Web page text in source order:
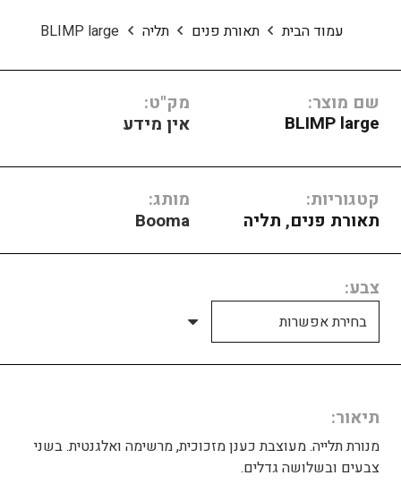
עמוד הבית תאורת פנים תליה BLIMP large
שם מוצר:
BLIMP large
מק"ט:
אין מידע
קטגוריות:
תאורת פנים, תליה
מותג:
Booma
צבע
תיאור
מנורת תלייה. מעוצבת כענן מזכוכית, מרשימה ואלגנטית. בשני
צבעים ובשלושה גדלים.